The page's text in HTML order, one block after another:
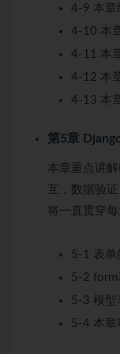
4-9 本章
4-10 本
4-11 本
4-12 本
4-13 本
第5章
本章重点讲
互，数据验
将一直贯穿
5-1 表单
5-2 form
5-3 模型
5-4 本章